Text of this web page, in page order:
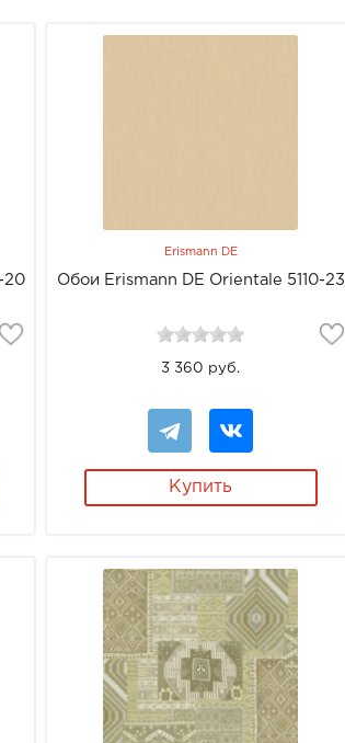
20
Erismann DE
Обои Erismann DE Orientale 5110-23
3 360 руб.
Купить